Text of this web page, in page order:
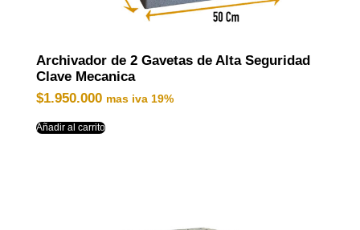
Archivador de 2 Gavetas de Alta Seguridad
Clave Mecanica
$1.950.000 mas iva 19%
Añadir al carrito